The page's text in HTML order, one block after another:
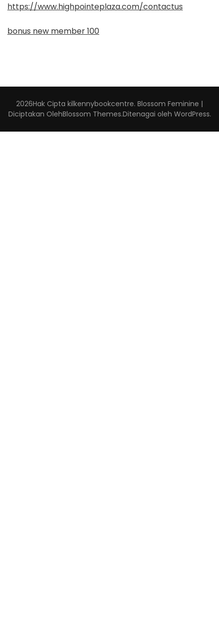
https://www.highpointeplaza.com/contactus
bonus new member 100
2026Hak Cipta kilkennybookcentre. Blossom Feminine |
Diciptakan OlehBlossom Themes.Ditenagai oleh WordPress.